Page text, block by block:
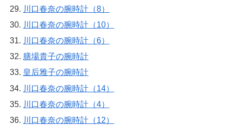
川口春奈の腕時計（8）
川口春奈の腕時計（10）
川口春奈の腕時計（6）
膳場貴子の腕時計
皇后雅子の腕時計
川口春奈の腕時計（14）
川口春奈の腕時計（4）
川口春奈の腕時計（12）